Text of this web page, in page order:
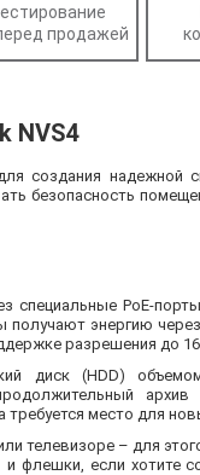
продажей
NVS4
создания надежной
безопасность
PoE-
получают энергию
разрешения до 16
диск (HDD)
архив
место для
телевизоре – для
флешки, если хотите